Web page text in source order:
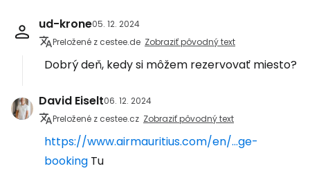
ud-krone05. 12. 2024
Preložené z cestee.de Zobraziť pôvodný text
Dobrý deň, kedy si môžem rezervovať miesto?
David Eiselt06. 12. 2024
Preložené z cestee.cz Zobraziť pôvodný text
https://www.airmauritius.com/en/...ge-
booking Tu